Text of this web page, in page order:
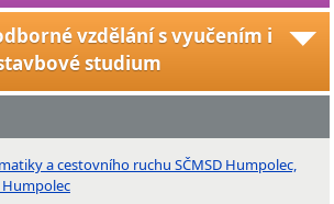
vzdělání s vyučením i
studium
a cestovního ruchu SČMSD Humpolec,
Humpolec